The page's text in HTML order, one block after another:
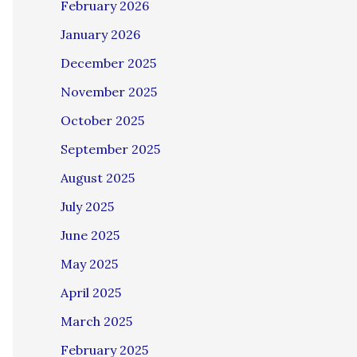
February 2026
January 2026
December 2025
November 2025
October 2025
September 2025
August 2025
July 2025
June 2025
May 2025
April 2025
March 2025
February 2025